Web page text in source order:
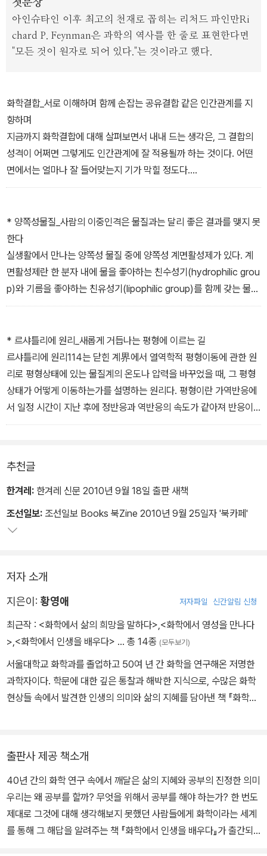
첫문장
아인슈타인 이후 최고의 천재로 꼽히는 리처드 파인만Ri
chard P. Feynman은 과학의 역사를 한 줄로 표현한다면
"모든 것이 원자로 되어 있다."는 것이라고 했다.
화학결합_서로 이해하며 함께 손잡는 공유결합 같은 인간관계를 지
향하며
지금까지 화학결합에 대해 살펴보면서 내내 드는 생각은, 그 결합의
성격이 어쩌면 그렇게도 인간관계에 잘 적용될까 하는 것이다. 어떤
면에서는 얼마나 잘 들어맞는지 기가 막힐 정도다.
금속결합은 남자 또는 여자끼리 동성의 친구관계에 비유할 수 있다.
도 함께 편하게 지낼 수 있고 함께 어딜 가도 부담 없는 편한 사이다.
그렇지만 한편으론 무언가 안정되지는 못한 느낌이 든다. 인간의 속
성은 외로움이라 비록 짝을 찾는다고 해서 그 외로움이 다 해소되는
것은 아님에도 끊임없이 짝을 찾아 헤매는 모습이, 전자를 잃어 양이
온이 된 금속들이, 자기들끼리 손잡고 있으면서도 자유롭게 돌아다니
는 그 잃어버린 전자들과 1대1로 만나고 싶어 애타게 바라보고 있는
공유결합은 또 어떤가? 남자와 여자가 서로 손에 손을 잡고 있는 모
양이다. 그것도 매우 평등한 모습으로. 그리고 공유결합 길이는 각 원
자의 반지름의 합보다 더 작다. 수소 분자의 결합 길이는 반지름 길이
의 두 배가 아니라 둘이 30% 이상이 겹쳐 있는 셈이다. 얼마나 정겨
운 모습인가? 그리고 한쪽의 원소가 자기 쪽으로 전자를 끌어당기는
애틋해지는 남녀 간의 사랑 같다.
요즈음은 여자가 남자에게 먼저 다가가는 경우도 많아졌지만, 대체로
을 다 들어준다. 배위결합이다. 이 공유결합이나 배위결합은 물이나
다른 용매에 들어가도 끊어지지 않는다. 세상을 살아가며 즐거움뿐
결과를 낳게 되었더라도, 상대방의 탓으로 돌리기보다는 그럴 수도
활하다 보면 어쩔 수 없이 상처를 주고받게 된다. 그러니 상대방의 단
점보다는 장점을, 섭섭함보다는 고마움을 발견하고 서로 어깨를 다독
여주는 노력이 필요하다.
* 양쪽성물질_사람의 이중인격은 물질과는 달리 좋은 결과를 맺지 못
한다
실생활에서 만나는 양쪽성 물질 중에 양쪽성 계면활성제가 있다. 계
면활성제란 한 분자 내에 물을 좋아하는 친수성기(hydrophilic grou
p)와 기름을 좋아하는 친유성기(lipophilic group)를 함께 갖는 물질
을 말하는데, 물과 기름의 경계면, 즉 계면의 성질을 변화시킬 수 있는
로션, 파운데이션이나 마스카라 등에서 고체 입자를 물에 균일하게
분산시켜주는 물질, 오염물질을 제거해주는 물질 등이 있다.
양쪽성 물질이란 한 가지의 물질인데도 염기를 만나면 산으로, 산을
만나면 염기로 작용하면서 변신을 할 수 있는가 하면, 또 양쪽 자리성
리간드는 한 가지 물질이면서 양면의 얼굴을 하고 있어 굳은 산이 오
면 굳은 원자가, 무른 산이 오면 무른 원자가 마중 나가 맞는 것이라
상황에 맞게 좋은 결과를 내는 방향으로 잘 대처하고 있다.
그러나 사람의 두 얼굴은 그다지 좋게 생각되지는 않는다. 왜냐하면
인 생각을 품고 있을 때가 대부분이기 때문이다.
로마의 신들 가운에서 가장 오래되고 또 가장 위엄을 갖춘 신으로서,
을 지키기 위해서 두 얼굴을 가지고 있었다. 하나의 얼굴은 들어오는
사람을 검문하고, 다른 얼굴은 집을 떠나가는 사람에게 작별인사를
하기 위해서 필요했다. 이렇게 야누스는 모든 출입문, 나아가서는 로
생의 첫 번째 관문인 출산뿐 아니라 새해의 시작을 포함해서 모든 시
작을 주관하게 되었다. 이렇게 해서 로마인들이 첫 번째 달에 ‘야누아
리우스Januarius’라는 이름을 붙여주게 되었다.
* 르샤틀리에 원리_새롭게 거듭나는 평형에 이르는 길
르샤틀리에 원리114는 닫힌 계界에서 열역학적 평형이동에 관한 원
리로 평형상태에 있는 물질계의 온도나 압력을 바꾸었을 때, 그 평형
상태가 어떻게 이동하는가를 설명하는 원리다. 평형이란 가역반응에
서 일정 시간이 지난 후에 정반응과 역반응의 속도가 같아져 반응이
정지된 것처럼 보이는 상태를 의미하며, 동적 평형動的平衡115이
서는 반응물질과 생성물질이 일정한 농도로 공존하고 있다.
우리의 일상에서도 남에게 또는 자신에게 부자연스럽고 스트레스를
주는 일을 행하고 있을 때면 우리의 마음은 벌써 그 사실을 알아차리
로 정리될 때까지는 그 생각이 문득 고개를 내밀 때마다 마음이 편안
그래서 바로 잡으려 한다. 때로는 그 과정이 힘들고 오랜 시간이 걸리
기도 하지만, 결국은 자신을 돌아보며 그 요인을 있는 그대로 수용하
고 자신으로 인해서 상대방이 힘들었으리라는 사실에 고개를 끄덕이
는 것이다. 그럴 수 있을 때에라야 비로소 새로운 평형으로 편안히 거
듭나게 된다.
추천글
한겨레: 한겨레 신문 2010년 9월 18일 출판 새책
조선일보: 조선일보 Books 북Zine 2010년 9월 25일자 '북카페'
저자 소개
지은이: 황영애 저자파일 신간알림 신청
최근작 : <화학에서 삶의 희망을 말하다> <화학에서 영성을 만나다
> <화학에서 인생을 배우다> … 총 14종 (모두보기)
서울대학교 화학과를 졸업하고 50여 년 간 화학을 연구해온 저명한
과학자이다. 학문에 대한 깊은 통찰과 해박한 지식으로, 수많은 화학
현상들 속에서 발견한 인생의 의미와 삶의 지혜를 담아낸 책 『화학에
하 이오주립대학교에서 박사학위를 받았다. 현재 상명대학교 명예교
수로 재직 중이다. 저서 및 역서로 『화학에서 인생을 배우다』 『화학에
서 영성을 만나다』 『화학의 원리』 『현대 무기 화학』 『무기화학실험』
등이 있다.
출판사 제공 책소개
40년 간의 화학 연구 속에서 깨달은 삶의 지혜와 공부의 진정한 의미
우리는 왜 공부를 할까? 무엇을 위해서 공부를 해야 하는가? 한 번도
제대로 그것에 대해 생각해보지 못했던 사람들에게 화학이라는 세계
를 통해 그 해답을 알려주는 책 『화학에서 인생을 배우다』가 출간되